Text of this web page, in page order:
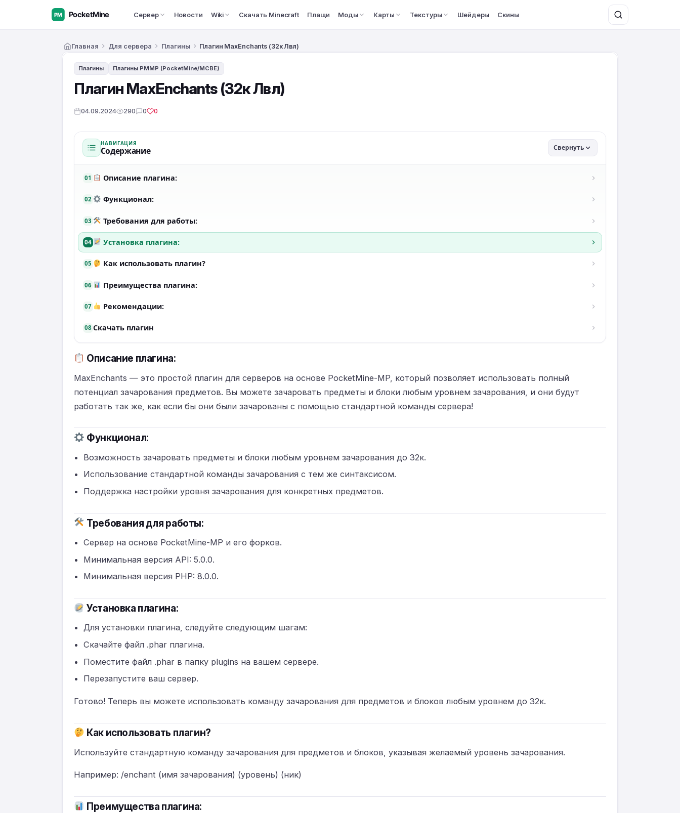
Сервер Новости Wiki Скачать Minecraft Плащи Моды Карты Текстуры Шейдеры Скины
Главная Для сервера Плагины Плагин MaxEnchants (32к Лвл)
Плагины Плагины PMMP (PocketMine/MCBE)
Плагин MaxEnchants (32к Лвл)
04.09.2024 290 0 0
НАВИГАЦИЯ
Содержание Свернуть
01 Описание плагина:
02 Функционал:
03 Требования для работы:
04 Установка плагина:
05 Как использовать плагин?
06 Преимущества плагина:
07 Рекомендации:
08 Скачать плагин
Описание плагина:
MaxEnchants — это простой плагин для серверов на основе PocketMine-MP, который позволяет использовать полный
потенциал зачарования предметов. Вы можете зачаровать предметы и блоки любым уровнем зачарования, и они будут
работать так же, как если бы они были зачарованы с помощью стандартной команды сервера!
Функционал:
Возможность зачаровать предметы и блоки любым уровнем зачарования до 32к.
Использование стандартной команды зачарования с тем же синтаксисом.
Поддержка настройки уровня зачарования для конкретных предметов.
Требования для работы:
Сервер на основе PocketMine-MP и его форков.
Минимальная версия API: 5.0.0.
Минимальная версия PHP: 8.0.0.
Установка плагина:
Для установки плагина, следуйте следующим шагам:
Скачайте файл .phar плагина.
Поместите файл .phar в папку plugins на вашем сервере.
Перезапустите ваш сервер.
Готово! Теперь вы можете использовать команду зачарования для предметов и блоков любым уровнем до 32к.
Как использовать плагин?
Используйте стандартную команду зачарования для предметов и блоков, указывая желаемый уровень зачарования.
Например: /enchant (имя зачарования) (уровень) (ник)
Преимущества плагина: